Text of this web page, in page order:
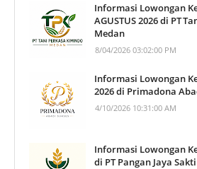
Informasi Lowongan
AGUSTUS 2026 di PT
Medan
8/04/2026 03:02:00 PM
Informasi Lowongan
2026 di Primadona
4/10/2026 10:31:00 AM
Informasi Lowongan
di PT Pangan Jaya